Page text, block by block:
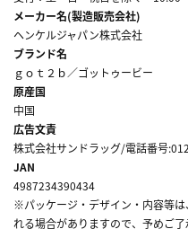
メーカー名(製造販売会社)
ヘンケルジャパン株式会社
ブランド名
ｇｏｔ２ｂ／ゴットゥービー
原産国
中国
広告文責
株式会社サンドラッグ/電話番号
JAN
4987234390434
※パッケージ・デザイン・内容等
れる場合がありますので、予めご了